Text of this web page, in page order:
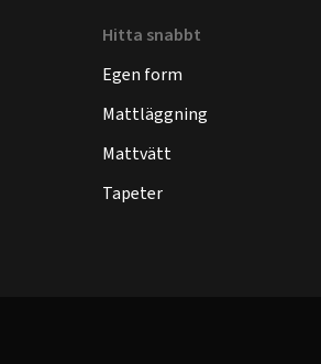
Hitta snabbt
Egen form
Mattläggning
Mattvätt
Tapeter